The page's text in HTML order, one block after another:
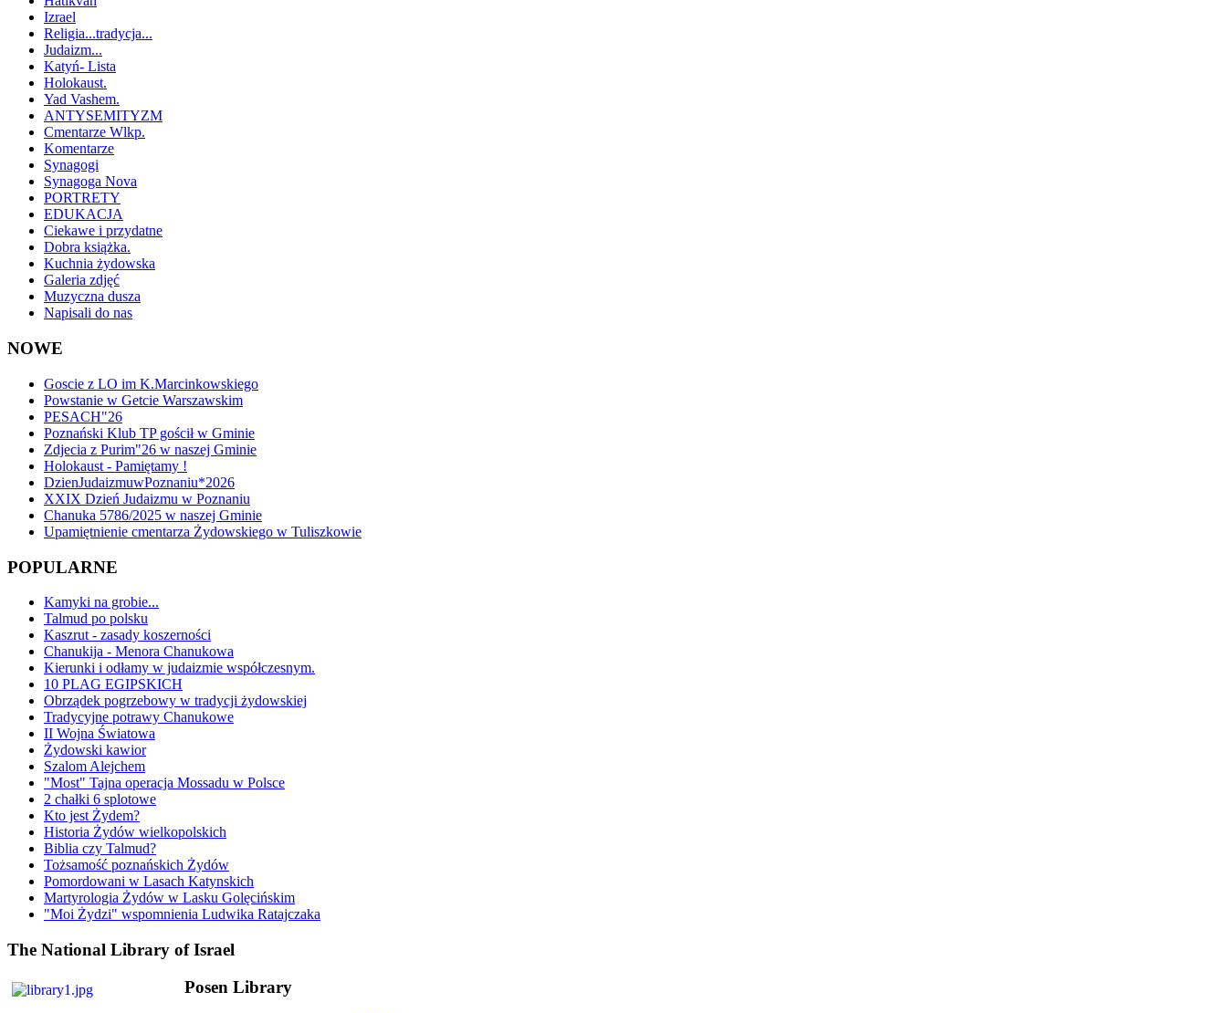
Izrael
Religia...tradycja...
Judaizm...
Katyń- Lista
Holokaust.
Yad Vashem.
ANTYSEMITYZM
Cmentarze Wlkp.
Komentarze
Synagogi
Synagoga Nova
PORTRETY
EDUKACJA
Ciekawe i przydatne
Dobra książka.
Kuchnia żydowska
Galeria zdjęć
Muzyczna dusza
Napisali do nas
NOWE
Goscie z LO im K.Marcinkowskiego
Powstanie w Getcie Warszawskim
PESACH"26
Poznański Klub TP gościł w Gminie
Zdjecia z Purim"26 w naszej Gminie
Holokaust - Pamiętamy !
DzienJudaizmuwPoznaniu*2026
XXIX Dzień Judaizmu w Poznaniu
Chanuka 5786/2025 w naszej Gminie
Upamiętnienie cmentarza Żydowskiego w Tuliszkowie
POPULARNE
Kamyki na grobie...
Talmud po polsku
Kaszrut - zasady koszerności
Chanukija - Menora Chanukowa
Kierunki i odłamy w judaizmie współczesnym.
10 PLAG EGIPSKICH
Obrządek pogrzebowy w tradycji żydowskiej
Tradycyjne potrawy Chanukowe
II Wojna Światowa
Żydowski kawior
Szalom Alejchem
"Most" Tajna operacja Mossadu w Polsce
2 chałki 6 splotowe
Kto jest Żydem?
Historia Żydów wielkopolskich
Biblia czy Talmud?
Tożsamość poznańskich Żydów
Pomordowani w Lasach Katynskich
Martyrologia Żydów w Lasku Golęcińskim
"Moi Żydzi" wspomnienia Ludwika Ratajczaka
The National Library of Israel
Posen Library